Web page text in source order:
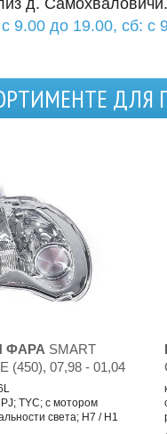
9.00 до 19.00, сб: с
ФАРА SMART
(450), 07,98 - 01,04
TYC; с мотором
света; H7 / H1